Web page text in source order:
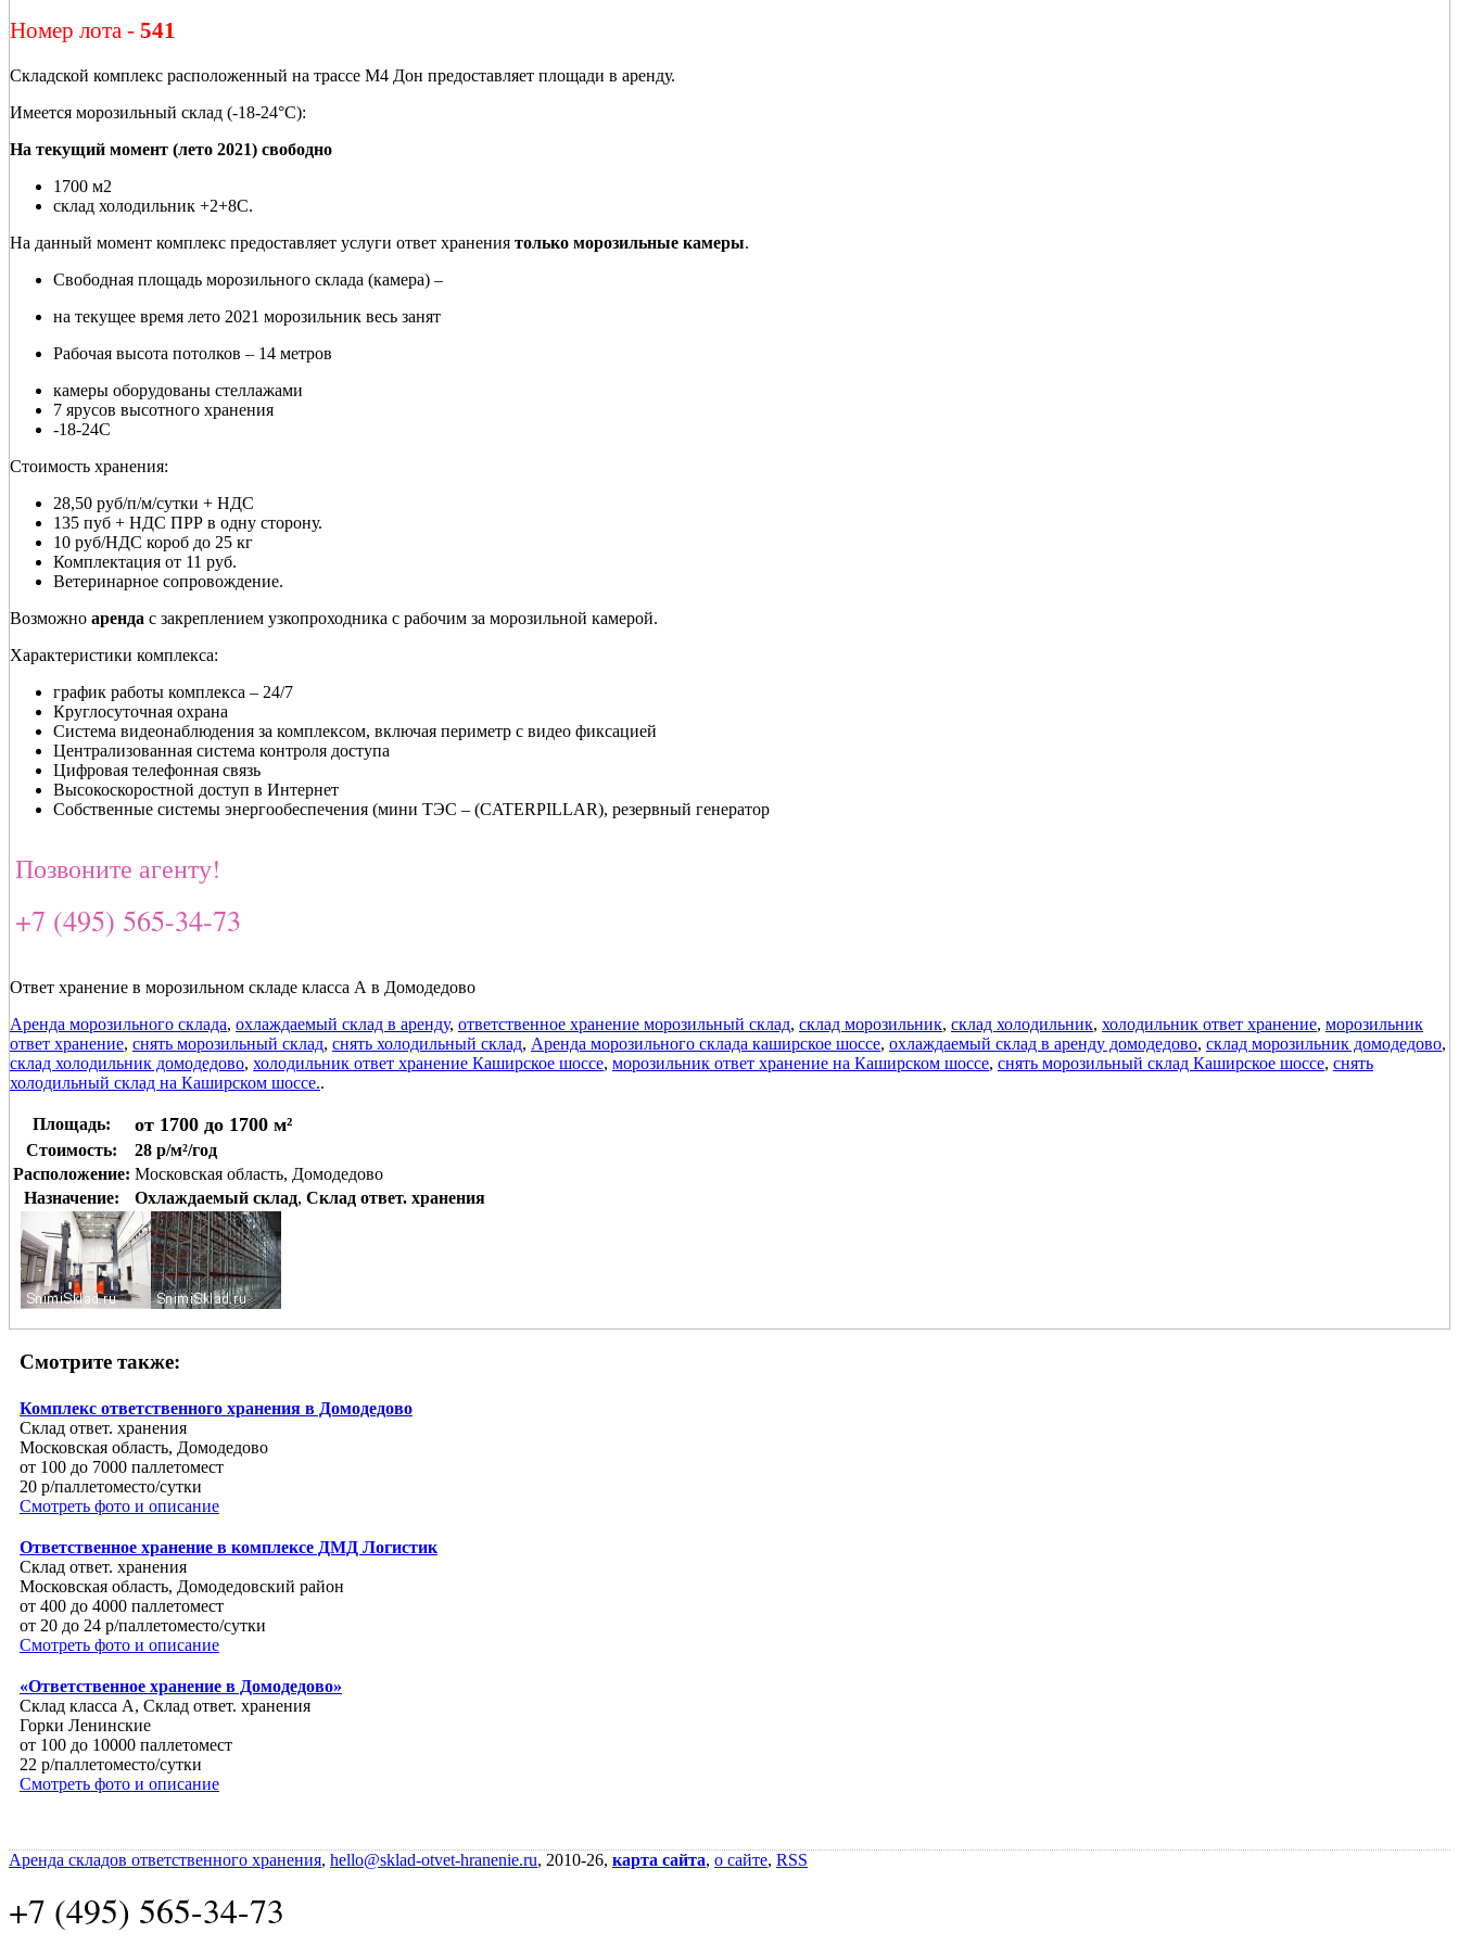
Номер лота - 541
Складской комплекс расположенный на трассе М4 Дон предоставляет площади в аренду.
Имеется морозильный склад (-18-24°С):
На текущий момент (лето 2021) свободно
1700 м2
склад холодильник +2+8С.
На данный момент комплекс предоставляет услуги ответ хранения только морозильные камеры.
Свободная площадь морозильного склада (камера) –
на текущее время лето 2021 морозильник весь занят
Рабочая высота потолков – 14 метров
камеры оборудованы стеллажами
7 ярусов высотного хранения
-18-24С
Стоимость хранения:
28,50 руб/п/м/сутки + НДС
135 пуб + НДС ПРР в одну сторону.
10 руб/НДС короб до 25 кг
Комплектация от 11 руб.
Ветеринарное сопровождение.
Возможно аренда с закреплением узкопроходника с рабочим за морозильной камерой.
Характеристики комплекса:
график работы комплекса – 24/7
Круглосуточная охрана
Система видеонаблюдения за комплексом, включая периметр с видео фиксацией
Централизованная система контроля доступа
Цифровая телефонная связь
Высокоскоростной доступ в Интернет
Собственные системы энергообеспечения (мини ТЭС – (CATERPILLAR), резервный генератор
Позвоните агенту!
+7 (495) 565-34-73
Ответ хранение в морозильном складе класса А в Домодедово
Аренда морозильного склада, охлаждаемый склад в аренду, ответственное хранение морозильный склад, склад морозильник, склад холодильник, холодильник ответ хранение, морозильник
ответ хранение, снять морозильный склад, снять холодильный склад, Аренда морозильного склада каширское шоссе, охлаждаемый склад в аренду домодедово, склад морозильник домодедово,
склад холодильник домодедово, холодильник ответ хранение Каширское шоссе, морозильник ответ хранение на Каширском шоссе, снять морозильный склад Каширское шоссе, снять
холодильный склад на Каширском шоссе..
Площадь: от 1700 до 1700 м²
Стоимость:
28 р/м²/год
Расположение: Московская область, Домодедово
Назначение:
Охлаждаемый склад, Склад ответ. хранения
Смотрите также:
Комплекс ответственного хранения в Домодедово
Склад ответ. хранения
Московская область, Домодедово
от 100 до 7000 паллетомест
20 р/паллетоместо/сутки
Смотреть фото и описание
Ответственное хранение в комплексе ДМД Логистик
Склад ответ. хранения
Московская область, Домодедовский район
от 400 до 4000 паллетомест
от 20 до 24 р/паллетоместо/сутки
Смотреть фото и описание
«Ответственное хранение в Домодедово»
Склад класса A, Склад ответ. хранения
Горки Ленинские
от 100 до 10000 паллетомест
22 р/паллетоместо/сутки
Смотреть фото и описание
Аренда складов ответственного хранения, hello@sklad-otvet-hranenie.ru, 2010-26, карта сайта, о сайте, RSS
+7 (495) 565-34-73